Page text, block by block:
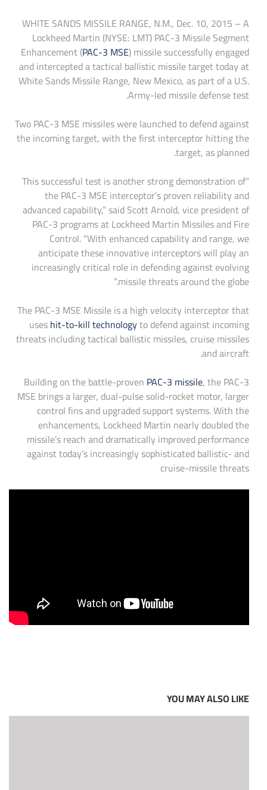
WHITE SANDS MISSILE RANGE, N.M., Dec. 10, 2015 – A
Lockheed Martin (NYSE: LMT) PAC-3 Missile Segment
Enhancement (PAC-3 MSE) missile successfully engaged
and intercepted a tactical ballistic missile target today at
White Sands Missile Range, New Mexico, as part of a U.S.
Army-led missile defense test.
Two PAC-3 MSE missiles were launched to defend against
the incoming target, with the first interceptor hitting the
target, as planned.
“This successful test is another strong demonstration of
the PAC-3 MSE interceptor’s proven reliability and
advanced capability,” said Scott Arnold, vice president of
PAC-3 programs at Lockheed Martin Missiles and Fire
Control. “With enhanced capability and range, we
anticipate these innovative interceptors will play an
increasingly critical role in defending against evolving
missile threats around the globe.”
The PAC-3 MSE Missile is a high velocity interceptor that
useshit-to-kill technologyto defend against incoming
threats including tactical ballistic missiles, cruise missiles
and aircraft.
Building on the battle-proven PAC-3 missile, the PAC-3
MSE brings a larger, dual-pulse solid-rocket motor, larger
control fins and upgraded support systems. With the
enhancements, Lockheed Martin nearly doubled the
missile’s reach and dramatically improved performance
against today’s increasingly sophisticated ballistic- and
cruise-missile threats
YOU MAY ALSO LIKE